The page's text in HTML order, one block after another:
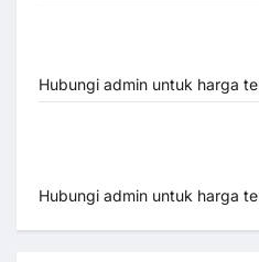
Hubungi admin untuk harga
Hubungi admin untuk harga